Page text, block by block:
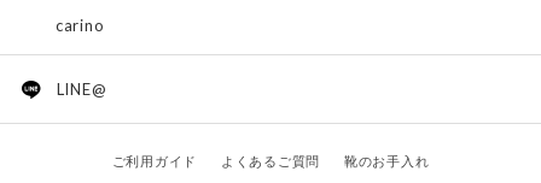
carino
LINE@
ご利用ガイド よくあるご質問
靴のお手入れ